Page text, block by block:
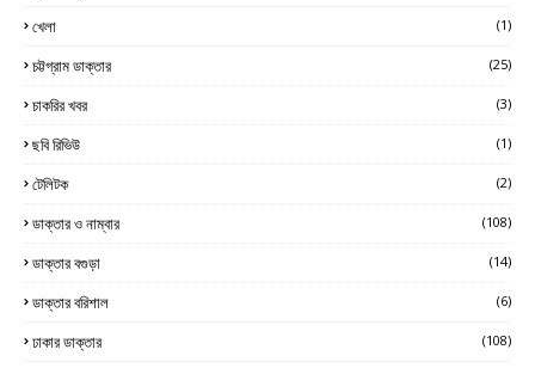
খেলা (1)
চট্টগ্রাম ডাক্তার (25)
চাকরির খবর (3)
ছবি রিভিউ (1)
টেলিটক (2)
ডাক্তার ও নাম্বার (108)
ডাক্তার বগুড়া (14)
ডাক্তার বরিশাল (6)
ঢাকার ডাক্তার (108)